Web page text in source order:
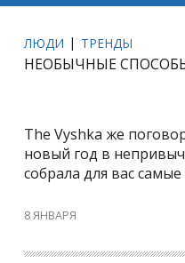
ЛЮДИ ТРЕНДЫ
НЕОБЫЧНЫЕ
The Vyshka же
новый год в
собрала для вас
8 ЯНВАРЯ